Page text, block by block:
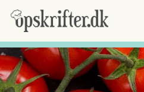
Der er ingen varer i din kurv.